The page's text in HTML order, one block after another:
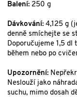
Balení: 250 g
Dávkování: 4,125 g
denně smíchejte se
Doporučujeme 1,5
během nebo po
Upozornění:
Neslouží jako
suchu, mimo dosah